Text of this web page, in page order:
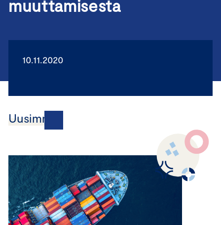
muuttamisesta
10.11.2020
Uusimmat